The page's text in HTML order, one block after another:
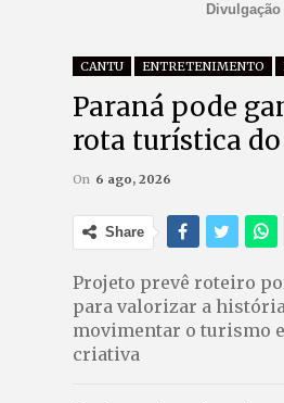
Divulgação
CANTU ENTRETENIMENTO
Paraná pode
rota turística
On 6 ago, 2026
Share
Projeto prevê roteiro
para valorizar a
movimentar o turismo
criativa